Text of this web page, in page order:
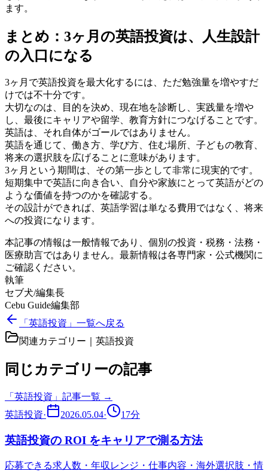
ます。
まとめ：3ヶ月の英語投資は、人生設計
の入口になる
3ヶ月で英語投資を最大化するには、ただ勉強量を増やすだ
けでは不十分です。
大切なのは、目的を決め、現在地を診断し、実践量を増や
し、最後にキャリアや留学、教育方針につなげることです。
英語は、それ自体がゴールではありません。
英語を通じて、働き方、学び方、住む場所、子どもの教育、
将来の選択肢を広げることに意味があります。
3ヶ月という期間は、その第一歩として非常に現実的です。
短期集中で英語に向き合い、自分や家族にとって英語がどの
ような価値を持つのかを確認する。
その設計ができれば、英語学習は単なる費用ではなく、将来
への投資になります。
本記事の情報は一般情報であり、個別の投資・税務・法務・
医療助言ではありません。最新情報は各専門家・公式機関に
ご確認ください。
執筆
セブ犬/編集長
Cebu Guide編集部
「英語投資」一覧へ戻る
関連カテゴリー｜ 英語投資
同じカテゴリーの記事
「 英語投資 」記事一覧 →
英語投資· 2026.05.04· 17分
英語投資の ROI をキャリアで測る方法
応募できる求人数・年収レンジ・仕事内容・海外選択肢・情